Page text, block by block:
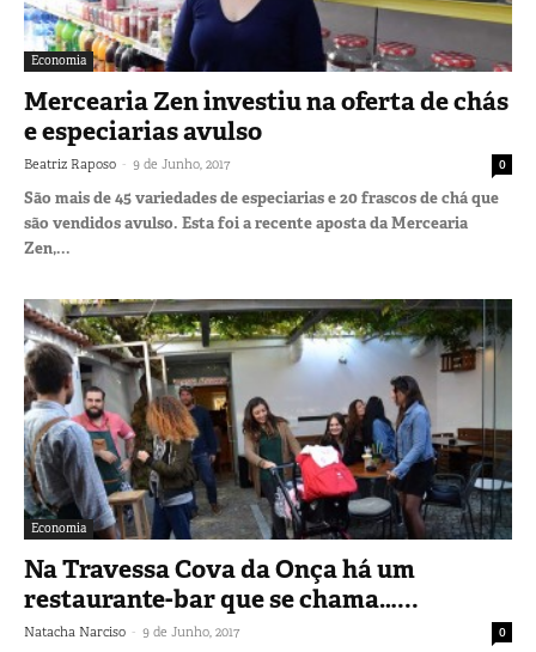
Economia
Mercearia Zen investiu na oferta de chás
e especiarias avulso
Beatriz Raposo - 9 de Junho, 2017 0
São mais de 45 variedades de especiarias e 20 frascos de chá que
são vendidos avulso. Esta foi a recente aposta da Mercearia
Zen,...
Economia
Na Travessa Cova da Onça há um
restaurante-bar que se chama…...
Natacha Narciso - 9 de Junho, 2017 0